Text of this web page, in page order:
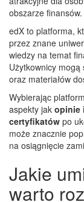
obszarze finansów.
edX to platforma,
przez znane
wiedzy na temat
Użytkownicy
oraz materiałów
Wybierając
aspekty jak opinie
certyfikatów po
może znacznie
na osiągnięcie
Jakie
warto